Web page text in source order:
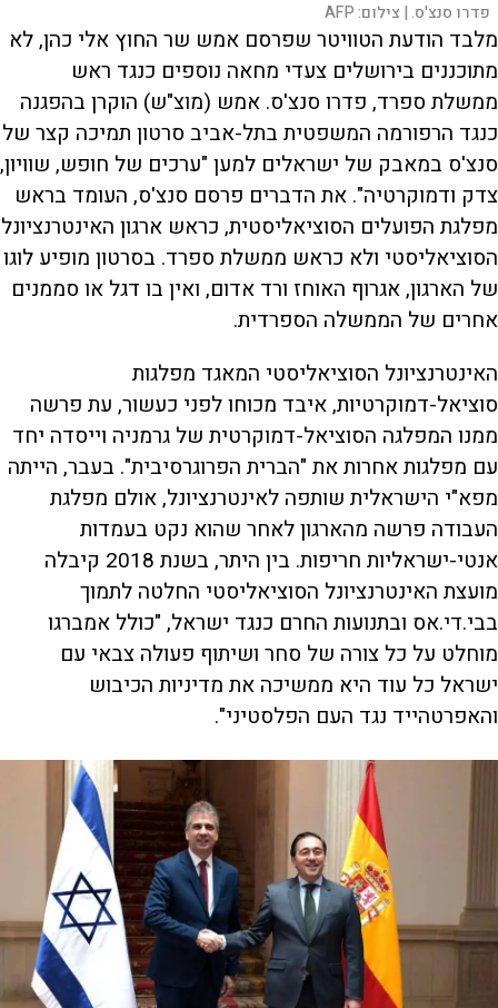
פדרו סנצ'ס. | צילום:AFP
מלבד הודעת הטוויטר שפרסם אמש שר החוץ אלי כהן, לא
מתוכננים בירושלים צעדי מחאה נוספים כנגד ראש
ממשלת ספרד, פדרו סנצ'ס. אמש (מוצ"ש) הוקרן בהפגנה
כנגד הרפורמה המשפטית בתל-אביב סרטון תמיכה קצר של
סנצ'ס במאבק של ישראלים למען "ערכים של חופש, שוויון,
צדק ודמוקרטיה". את הדברים פרסם סנצ'ס, העומד בראש
מפלגת הפועלים הסוציאליסטית, כראש ארגון האינטרנציונל
הסוציאליסטי ולא כראש ממשלת ספרד. בסרטון מופיע לוגו
של הארגון, אגרוף האוחז ורד אדום, ואין בו דגל או סממנים
אחרים של הממשלה הספרדית.
האינטרנציונל הסוציאליסטי המאגד מפלגות
סוציאל-דמוקרטיות, איבד מכוחו לפני כעשור, עת פרשה
ממנו המפלגה הסוציאל-דמוקרטית של גרמניה וייסדה יחד
עם מפלגות אחרות את "הברית הפרוגרסיבית". בעבר, הייתה
מפא"י הישראלית שותפה לאינטרנציונל, אולם מפלגת
העבודה פרשה מהארגון לאחר שהוא נקט בעמדות
אנטי-ישראליות חריפות. בין היתר, בשנת 2018 קיבלה
מועצת האינטרנציונל הסוציאליסטי החלטה לתמוך
בבי.די.אס ובתנועות החרם כנגד ישראל, "כולל אמברגו
מוחלט על כל צורה של סחר ושיתוף פעולה צבאי עם
ישראל כל עוד היא ממשיכה את מדיניות הכיבוש
והאפרטהייד נגד העם הפלסטיני".